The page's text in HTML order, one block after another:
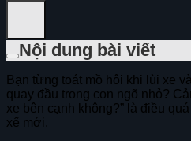
Nội dung bài viết
Bạn từng toát mồ hôi khi lùi xe
quay đầu trong con ngõ nhỏ?
xe bên cạnh không?” là điều
xế mới.